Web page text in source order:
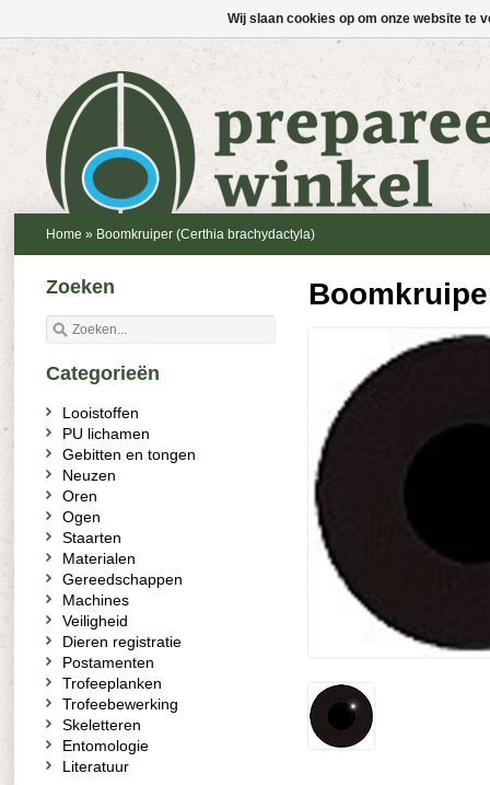
Home » Boomkruiper (Certhia brachydactyla)
Zoeken
Categorieën
Looistoffen
PU lichamen
Gebitten en tongen
Neuzen
Oren
Ogen
Staarten
Materialen
Gereedschappen
Machines
Veiligheid
Dieren registratie
Postamenten
Trofeeplanken
Trofeebewerking
Skeletteren
Entomologie
Literatuur
Wij slaan cookies op om onze website te